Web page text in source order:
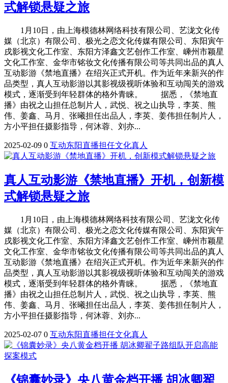
式解锁悬疑之旅
1月10日，由上海模德林网络科技有限公司、艺泷文化传
媒（北京）有限公司、极光之恋文化传媒有限公司、东阳寅午
戌影视文化工作室、东阳方泽鑫文艺创作工作室、嵊州市颖星
文化工作室、金华市铭妆文化传播有限公司等共同出品的真人
互动影游《禁地直播》在绍兴正式开机。作为近年来新兴的作
品类型，真人互动影游以其影视级视听体验和互动闯关的游戏
模式，逐渐受到年轻群体的格外青睐。 据悉，《禁地直
播》由祝之山担任总制片人，武悦、祝之山执导，李英、熊
伟、姜鑫、马月、张曦担任出品人，李英、姜伟担任制片人，
方小平担任摄影指导，何沐蓉、刘亦...
2025-02-09 0 互动东阳直播担任文化真人
真人互动影游《禁地直播》开机，创新模
式解锁悬疑之旅
1月10日，由上海模德林网络科技有限公司、艺泷文化传
媒（北京）有限公司、极光之恋文化传媒有限公司、东阳寅午
戌影视文化工作室、东阳方泽鑫文艺创作工作室、嵊州市颖星
文化工作室、金华市铭妆文化传播有限公司等共同出品的真人
互动影游《禁地直播》在绍兴正式开机。作为近年来新兴的作
品类型，真人互动影游以其影视级视听体验和互动闯关的游戏
模式，逐渐受到年轻群体的格外青睐。 据悉，《禁地直
播》由祝之山担任总制片人，武悦、祝之山执导，李英、熊
伟、姜鑫、马月、张曦担任出品人，李英、姜伟担任制片人，
方小平担任摄影指导，何沐蓉、刘亦...
2025-02-07 0 互动东阳直播担任文化真人
《锦囊妙录》央八黄金档开播 胡冰卿翟